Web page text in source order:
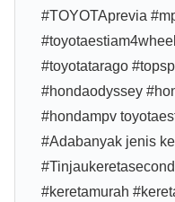
#TOYOTAprevia
#toyotatarago
#hondaodyssey
#hondampv
#Adabanyak jenis
#keretamurah